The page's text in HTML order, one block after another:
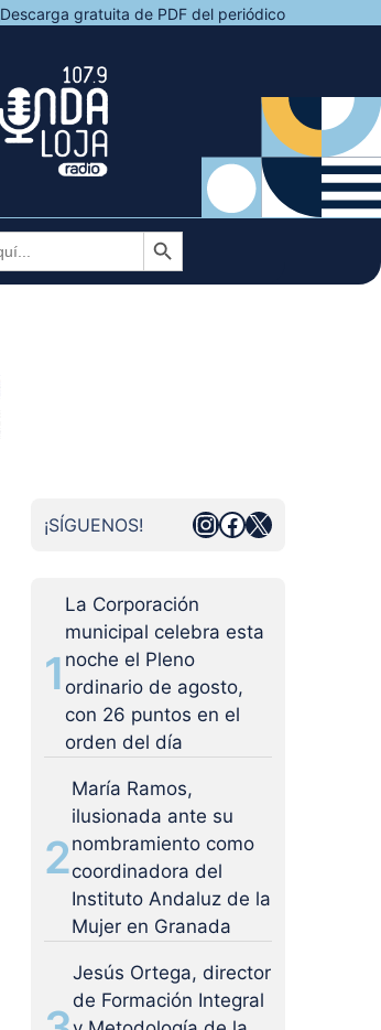
Descarga gratuita de PDF del periódico
Botón de búsqueda
¡SÍGUENOS! Instagram
Facebook
X
1
La Corporación
municipal celebra esta
noche el Pleno
ordinario de agosto,
con 26 puntos en el
orden del día
2
María Ramos,
ilusionada ante su
nombramiento como
coordinadora del
Instituto Andaluz de la
Mujer en Granada
Jesús Ortega, director
de Formación Integral